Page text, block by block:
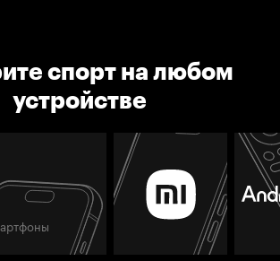
спорт на любом
устройстве